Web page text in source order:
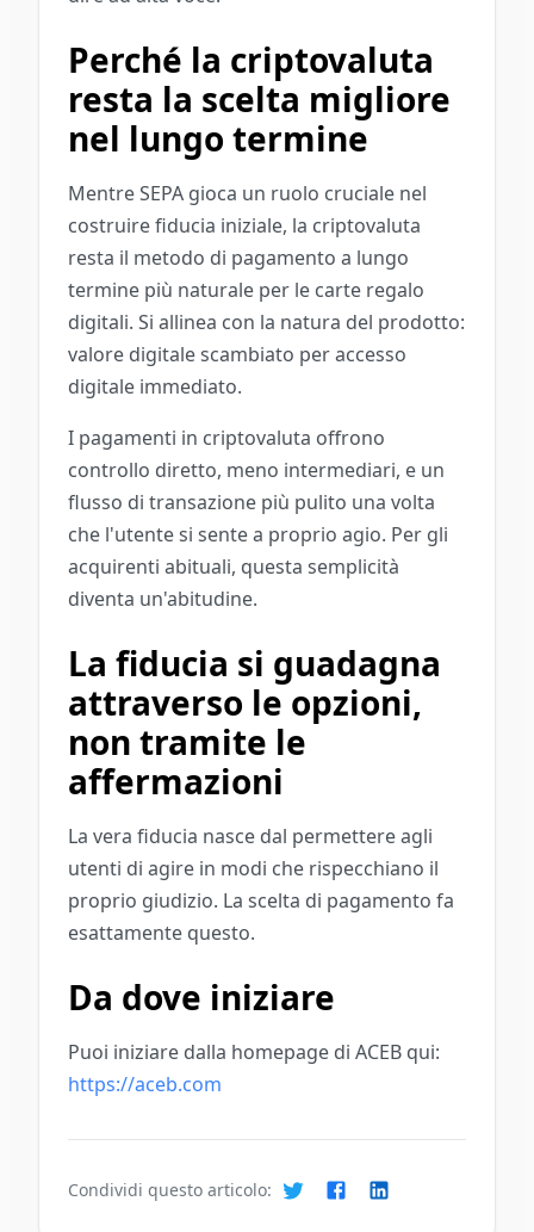
Perché la criptovaluta
resta la scelta migliore
nel lungo termine
Mentre SEPA gioca un ruolo cruciale nel
costruire fiducia iniziale, la criptovaluta
resta il metodo di pagamento a lungo
termine più naturale per le carte regalo
digitali. Si allinea con la natura del prodotto:
valore digitale scambiato per accesso
digitale immediato.
I pagamenti in criptovaluta offrono
controllo diretto, meno intermediari, e un
flusso di transazione più pulito una volta
che l'utente si sente a proprio agio. Per gli
acquirenti abituali, questa semplicità
diventa un'abitudine.
La fiducia si guadagna
attraverso le opzioni,
non tramite le
affermazioni
La vera fiducia nasce dal permettere agli
utenti di agire in modi che rispecchiano il
proprio giudizio. La scelta di pagamento fa
esattamente questo.
Da dove iniziare
Puoi iniziare dalla homepage di ACEB qui:
https://aceb.com
Condividi questo articolo: